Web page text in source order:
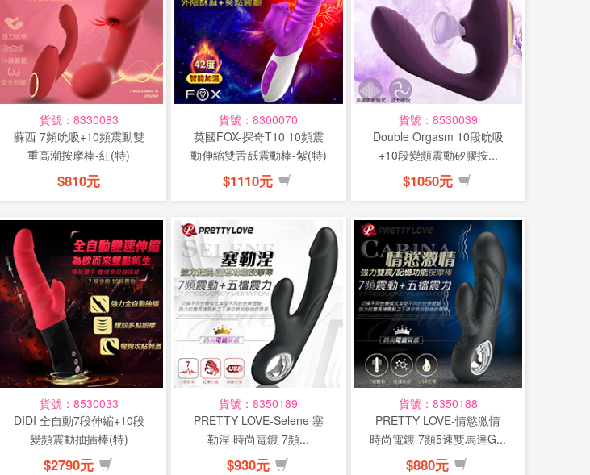
貨號：8330083
蘇西 7頻吮吸+10頻震動雙
重高潮按摩棒-紅(特)
$810元
貨號：8300070
英國FOX-探奇T10 10頻震
動伸縮雙舌舐震動棒-紫(特)
$1110元
貨號：8530039
Double Orgasm 10段吮吸
+10段變頻震動矽膠按...
$1050元
貨號：8530033
DIDI 全自動7段伸縮+10段
變頻震動抽插棒(特)
$2790元
貨號：8350189
PRETTY LOVE-Selene 塞
勒涅 時尚電鍍 7頻...
$930元
貨號：8350188
PRETTY LOVE-情慾激情
時尚電鍍 7頻5速雙馬達G...
$880元